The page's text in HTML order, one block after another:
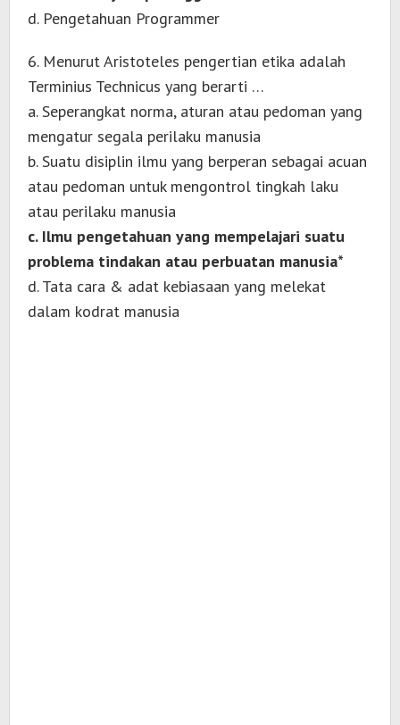
d. Pengetahuan Programmer
6. Menurut Aristoteles pengertian etika adalah
Terminius Technicus yang berarti …
a. Seperangkat norma, aturan atau pedoman yang
mengatur segala perilaku manusia
b. Suatu disiplin ilmu yang berperan sebagai acuan
atau pedoman untuk mengontrol tingkah laku
atau perilaku manusia
c. Ilmu pengetahuan yang mempelajari suatu
problema tindakan atau perbuatan manusia*
d. Tata cara & adat kebiasaan yang melekat
dalam kodrat manusia